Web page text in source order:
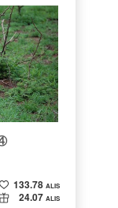
133.78 ALIS
24.07 ALIS